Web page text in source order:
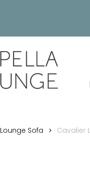
Lounge Sofa Cavalier